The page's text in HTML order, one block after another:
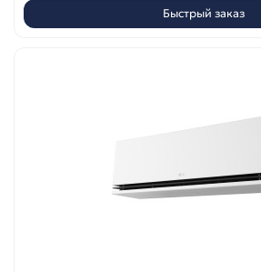
Быстрый заказ